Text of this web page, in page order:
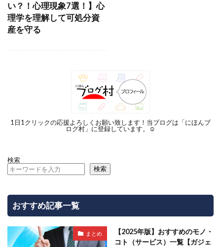
い？！心理現象7選！】心
理学を理解して可処分資
産を守る
1日1クリックの応援よろしくお願い致します！当ブログは「にほんブ
ログ村」に登録しています。☺︎
検索
検索
おすすめ記事一覧
まとめ
【2025年版】おすすめのモノ・
コト（サービス）一覧【ガジェ